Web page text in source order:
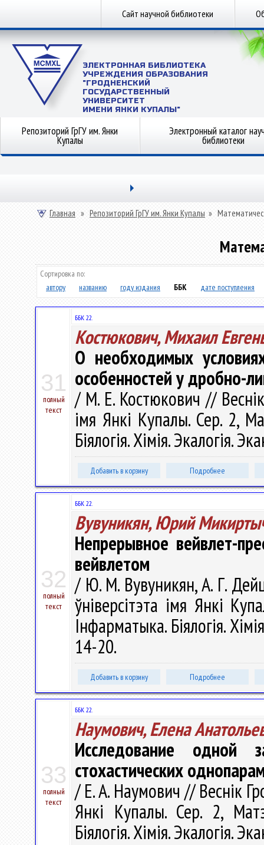
Сайт научной библиотеки
ЭЛЕКТРОННАЯ БИБЛИОТЕКА
УЧРЕЖДЕНИЯ ОБРАЗОВАНИЯ
"ГРОДНЕНСКИЙ
ГОСУДАРСТВЕННЫЙ
УНИВЕРСИТЕТ
ИМЕНИ ЯНКИ КУПАЛЫ"
Репозиторий ГрГУ им. Янки
Купалы
Электронный каталог
библиотеки
Главная » Репозиторий ГрГУ им. Янки Купалы »
Сортировка по:
автору
названию году издания ББК дате поступления
31
полный
текст
ББК 22.
Костюкович, Михаил
О необходимых
особенностей у дробно-
/ М. Е. Костюкович // Веснік
імя Янкі Купалы. Сер. 2,
Біялогія. Хімія. Экалогія.
Добавить в корзину Подробнее
32
полный
текст
ББК 22.
Вувуникян, Юрий
Непрерывное вейвлет-
вейвлетом
/ Ю. М. Вувуникян, А. Г.
ўніверсітэта імя Янкі
Інфарматыка. Біялогія.
14-20.
Добавить в корзину Подробнее
33
полный
текст
ББК 22.
Наумович, Елена
Исследование одной
стохастических
/ Е. А. Наумович // Веснік
Янкі Купалы. Сер. 2,
Біялогія. Хімія. Экалогія.